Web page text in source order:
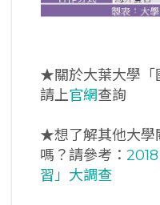
★關於大葉大學「
請上官網查詢
★想了解其他大學
嗎？請參考：
習」大調查